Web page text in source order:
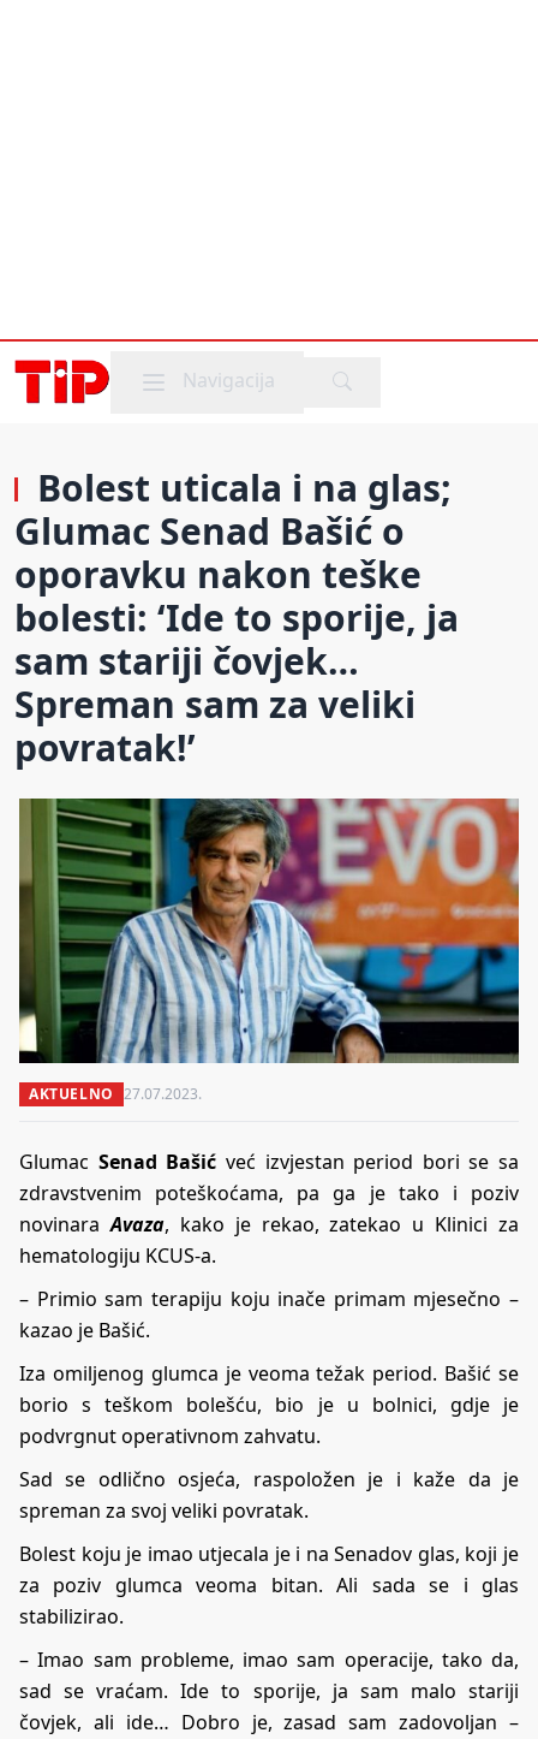
Mobile menu
Navigacija
Bolest uticala i na glas;
Glumac Senad Bašić o
oporavku nakon teške
bolesti: ‘Ide to sporije, ja
sam stariji čovjek…
Spreman sam za veliki
povratak!’
AKTUELNO 27.07.2023.
Glumac Senad Bašić već izvjestan period bori se sa
zdravstvenim poteškoćama, pa ga je tako i poziv
novinaraAvaza, kako je rekao, zatekao u Klinici za
hematologiju KCUS-a.
– Primio sam terapiju koju inače primam mjesečno –
kazao je Bašić.
Iza omiljenog glumca je veoma težak period. Bašić se
borio s teškom bolešću, bio je u bolnici, gdje je
podvrgnut operativnom zahvatu.
Sad se odlično osjeća, raspoložen je i kaže da je
spreman za svoj veliki povratak.
Bolest koju je imao utjecala je i na Senadov glas, koji je
za poziv glumca veoma bitan. Ali sada se i glas
stabilizirao.
– Imao sam probleme, imao sam operacije, tako da,
sad se vraćam. Ide to sporije, ja sam malo stariji
čovjek, ali ide… Dobro je, zasad sam zadovoljan –